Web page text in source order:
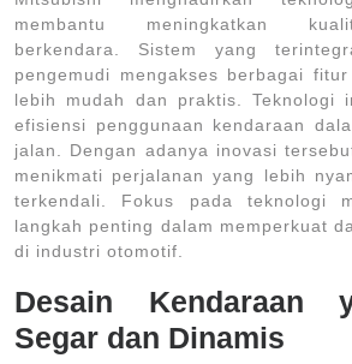
membantu meningkatkan
berkendara. Sistem yang
pengemudi mengakses berbagai
lebih mudah dan praktis. Teknologi
efisiensi penggunaan kendaraan
jalan. Dengan adanya inovasi
menikmati perjalanan yang lebih
terkendali. Fokus pada teknologi
langkah penting dalam memperkuat
di industri otomotif.
Desain Kendaraan
Segar dan Dinamis